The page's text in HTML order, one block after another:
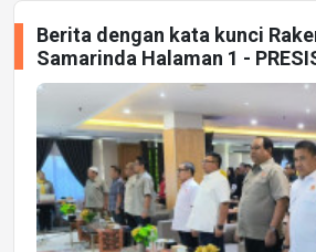
Berita dengan kata kunci
Samarinda Halaman 1 -